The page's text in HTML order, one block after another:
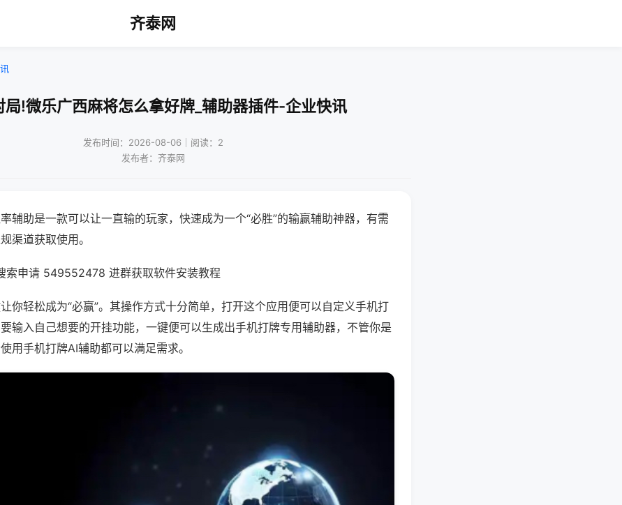
齐泰网
局!微乐广西麻将怎么拿好牌_辅助器插件-企业快讯
发布时间：2026-08-06｜阅读：2
发布者：齐泰网
辅助是一款可以让一直输的玩家，快速成为一个“必胜”的输赢辅助神器，有需
渠道获取使用。
索申请 549552478 进群获取软件安装教程
你轻松成为“必赢”。其操作方式十分简单，打开这个应用便可以自定义手机打
输入自己想要的开挂功能，一键便可以生成出手机打牌专用辅助器，不管你是
用手机打牌AI辅助都可以满足需求。